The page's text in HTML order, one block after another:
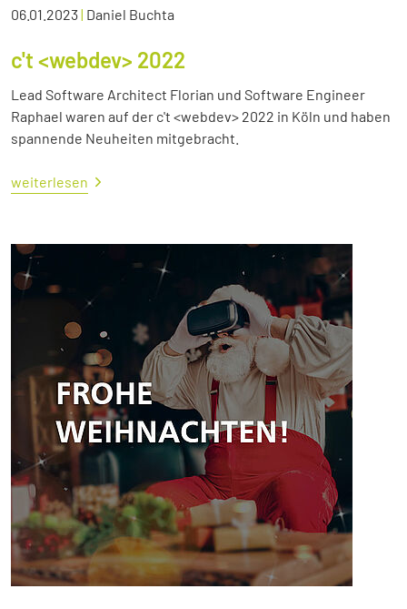
06.01.2023| Daniel Buchta
c't <webdev> 2022
Lead Software Architect Florian und Software Engineer
Raphael waren auf der c't <webdev> 2022 in Köln und haben
spannende Neuheiten mitgebracht.
weiterlesen